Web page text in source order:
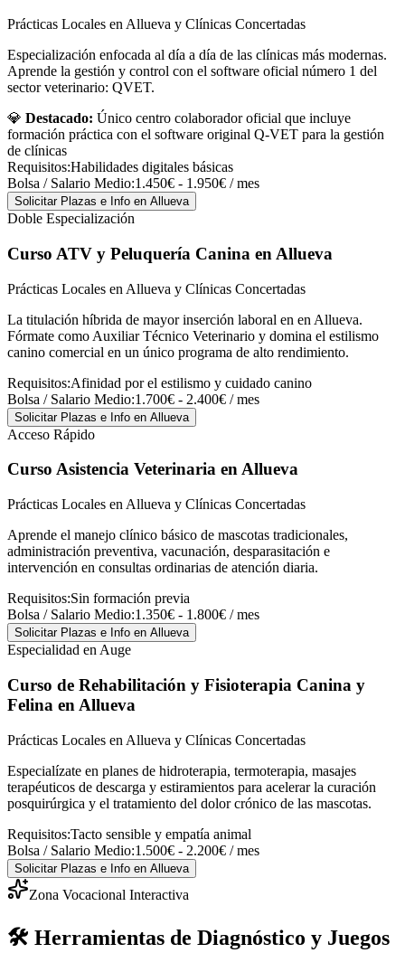
Prácticas Locales en Allueva y Clínicas Concertadas
Especialización enfocada al día a día de las clínicas más modernas.
Aprende la gestión y control con el software oficial número 1 del
sector veterinario: QVET.
💎 Destacado: Único centro colaborador oficial que incluye
formación práctica con el software original Q-VET para la gestión
de clínicas
Requisitos:Habilidades digitales básicas
Bolsa / Salario Medio:1.450€ - 1.950€ / mes
Solicitar Plazas e Info en Allueva
Doble Especialización
Curso ATV y Peluquería Canina en Allueva
Prácticas Locales en Allueva y Clínicas Concertadas
La titulación híbrida de mayor inserción laboral en en Allueva.
Fórmate como Auxiliar Técnico Veterinario y domina el estilismo
canino comercial en un único programa de alto rendimiento.
Requisitos:Afinidad por el estilismo y cuidado canino
Bolsa / Salario Medio:1.700€ - 2.400€ / mes
Solicitar Plazas e Info en Allueva
Acceso Rápido
Curso Asistencia Veterinaria en Allueva
Prácticas Locales en Allueva y Clínicas Concertadas
Aprende el manejo clínico básico de mascotas tradicionales,
administración preventiva, vacunación, desparasitación e
intervención en consultas ordinarias de atención diaria.
Requisitos:Sin formación previa
Bolsa / Salario Medio:1.350€ - 1.800€ / mes
Solicitar Plazas e Info en Allueva
Especialidad en Auge
Curso de Rehabilitación y Fisioterapia Canina y
Felina en Allueva
Prácticas Locales en Allueva y Clínicas Concertadas
Especialízate en planes de hidroterapia, termoterapia, masajes
terapéuticos de descarga y estiramientos para acelerar la curación
posquirúrgica y el tratamiento del dolor crónico de las mascotas.
Requisitos:Tacto sensible y empatía animal
Bolsa / Salario Medio:1.500€ - 2.200€ / mes
Solicitar Plazas e Info en Allueva
Zona Vocacional Interactiva
🛠️ Herramientas de Diagnóstico y Juegos